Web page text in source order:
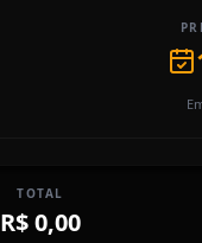
TOTAL
R$ 0,00